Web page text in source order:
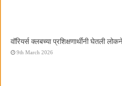
वॉरियर्स क्लबच्या प्रशिक्षणार्थींनी घेतली
9th March 2026